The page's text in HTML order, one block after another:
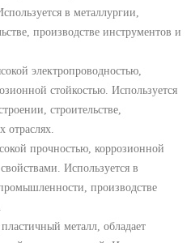
в металлургии,
производстве инструментов и
электропроводностью,
стойкостью. Используется
строительстве,
отраслях.
прочностью, коррозионной
Используется в
производстве
металл, обладает